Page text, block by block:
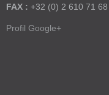
FAX : +32 (0) 2 610 71 68
Profil Google+